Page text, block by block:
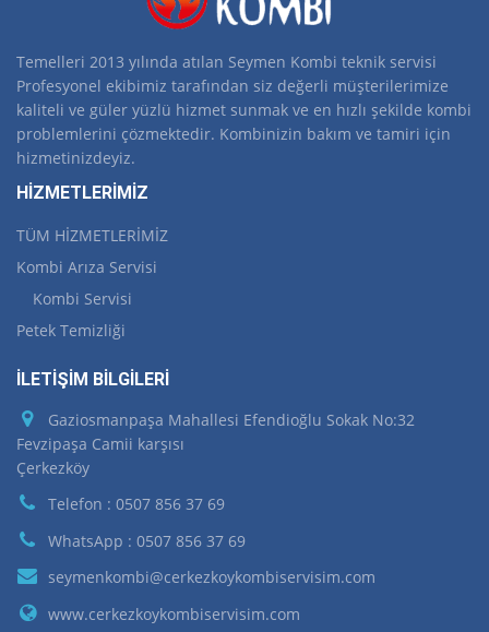
Temelleri 2013 yılında atılan Seymen Kombi teknik servisi
Profesyonel ekibimiz tarafından siz değerli müşterilerimize
kaliteli ve güler yüzlü hizmet sunmak ve en hızlı şekilde kombi
problemlerini çözmektedir. Kombinizin bakım ve tamiri için
hizmetinizdeyiz.
HİZMETLERİMİZ
TÜM HİZMETLERİMİZ
Kombi Arıza Servisi
Kombi Servisi
Petek Temizliği
İLETİŞİM BİLGİLERİ
Gaziosmanpaşa Mahallesi Efendioğlu Sokak No:32
Fevzipaşa Camii karşısı
Çerkezköy
Telefon : 0507 856 37 69
WhatsApp : 0507 856 37 69
seymenkombi@cerkezkoykombiservisim.com
www.cerkezkoykombiservisim.com